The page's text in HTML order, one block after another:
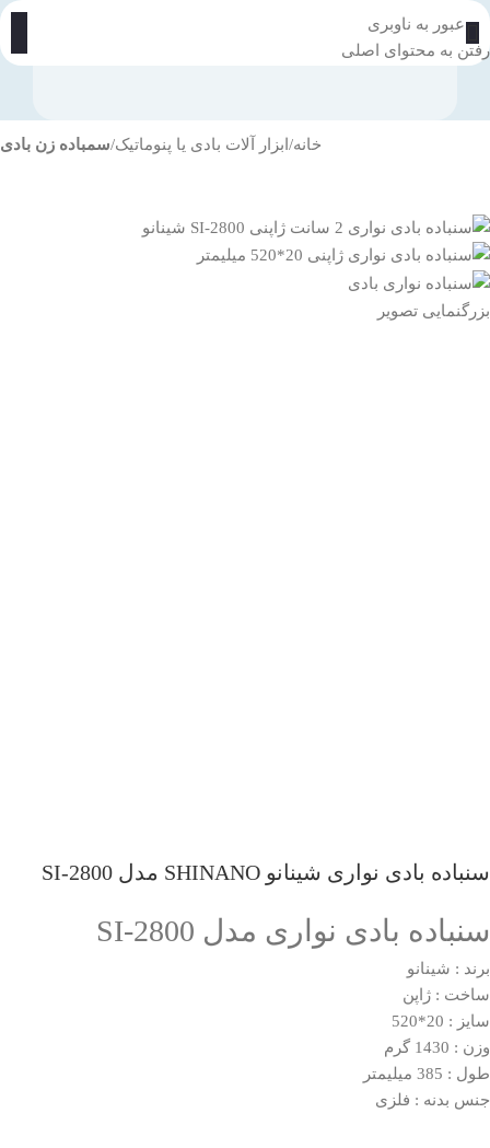
عبور به ناوبری
رفتن به محتوای اصلی
خانه ابزار آلات بادی یا پنوماتیک سمباده زن بادی
بزرگنمایی تصویر
سنباده بادی نواری شینانو SHINANO مدل SI-2800
سنباده بادی نواری مدل SI-2800
برند : شینانو
ساخت : ژاپن
سایز : 20*520
وزن : 1430 گرم
طول : 385 میلیمتر
جنس بدنه : فلزی